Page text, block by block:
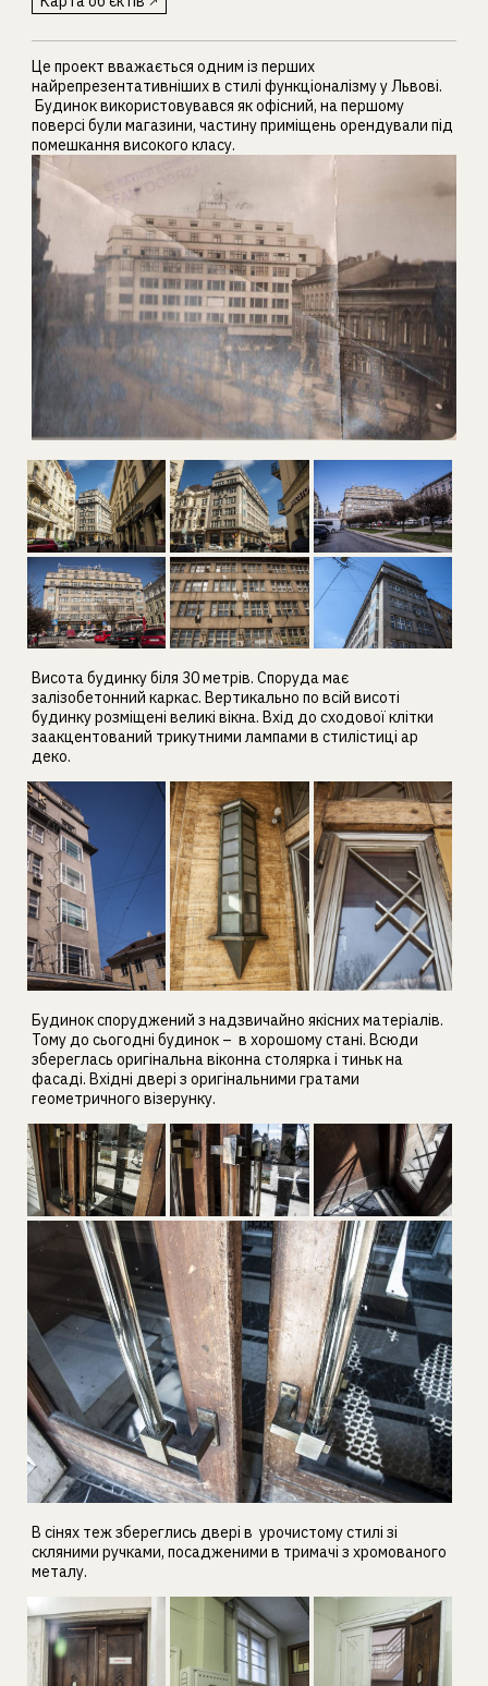
Це проект вважається одним із перших
найрепрезентативніших в стилі функціоналізму у Львові.
Будинок використовувався як офісний, на першому
поверсі були магазини, частину приміщень орендували під
помешкання високого класу.
Висота будинку біля 30 метрів. Споруда має
залізобетонний каркас. Вертикально по всій висоті
будинку розміщені великі вікна. Вхід до сходової клітки
заакцентований трикутними лампами в стилістиці ар
деко.
Будинок споруджений з надзвичайно якісних матеріалів.
Тому до сьогодні будинок – в хорошому стані. Всюди
збереглась оригінальна віконна столярка і тиньк на
фасаді. Вхідні двері з оригінальними гратами
геометричного візерунку.
В сінях теж збереглись двері в урочистому стилі зі
скляними ручками, посадженими в тримачі з хромованого
металу.